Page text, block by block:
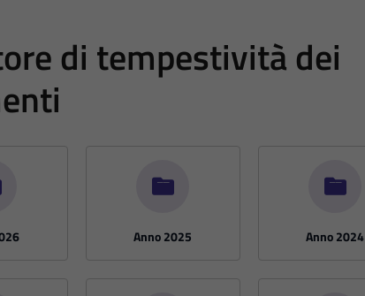
di tempestività dei
Anno 2025 Anno 2024